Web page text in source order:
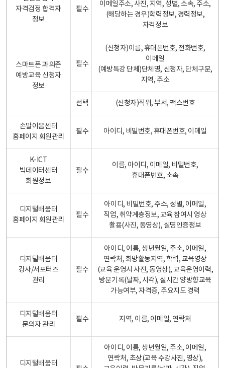
자격검정 합격자
정보
필수
이메일주소, 사진, 지역, 성별, 소속, 주소,
(해당하는 경우)학력정보, 경력정보,
자격정보
스마트폰 과의존
예방교육 신청자
정보
필수
(신청자)이름, 휴대폰번호, 전화번호,
이메일
(예방특강 단체)단체명, 신청자, 단체구분,
지역, 주소
선택 (신청자)직위, 부서, 팩스번호
손말이음센터
홈페이지 회원관리
필수 아이디, 비밀번호, 휴대폰번호, 이메일
K-ICT
빅데이터센터
회원정보
필수
이름, 아이디, 이메일, 비밀번호,
휴대폰번호, 소속
디지털배움터
홈페이지 회원관리
필수
아이디, 비밀번호, 주소, 성별, 이메일,
직업, 취약계층정보, 교육 참여시 영상
촬용(사진, 동영상), 실명인증정보
디지털배움터
강사/서포터즈
관리
필수
아이디, 이름, 생년월일, 주소, 이메일,
연락처, 희망활동지역, 학력, 교육영상
(교육 운영시 사진, 동영상), 교육운영이력,
방문기록(날짜, 시각), 실시간 양방향교육
가능여부, 자격증, 주요지도 경력
디지털배움터
문의자 관리
필수 지역, 이름, 이메일, 연락처
디지털배움터
아이디, 이름, 생년월일, 주소, 이메일,
연락처, 초상(교육 수강사진, 영상),